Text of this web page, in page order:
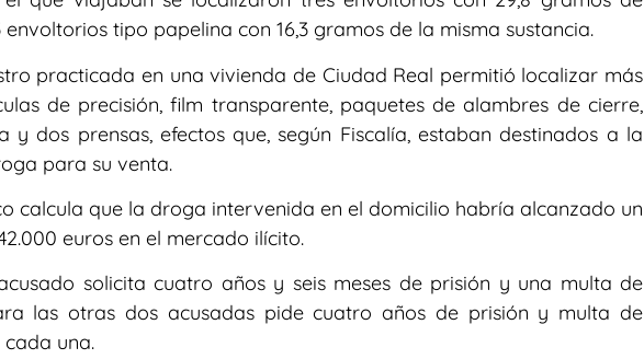
tipo papelina con 16,3 gramos de la misma sustancia.
practicada en una vivienda de Ciudad Real permitió localizar más
de precisión, film transparente, paquetes de alambres de cierre,
y dos prensas, efectos que, según Fiscalía, estaban destinados a la
para su venta.
calcula que la droga intervenida en el domicilio habría alcanzado un
euros en el mercado ilícito.
solicita cuatro años y seis meses de prisión y una multa de
las otras dos acusadas pide cuatro años de prisión y multa de
una.